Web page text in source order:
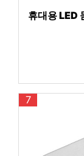
휴대용 LED
7